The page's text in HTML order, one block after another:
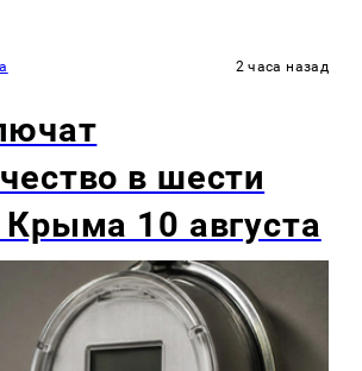
2 часа назад
в шести
Крыма 10 августа